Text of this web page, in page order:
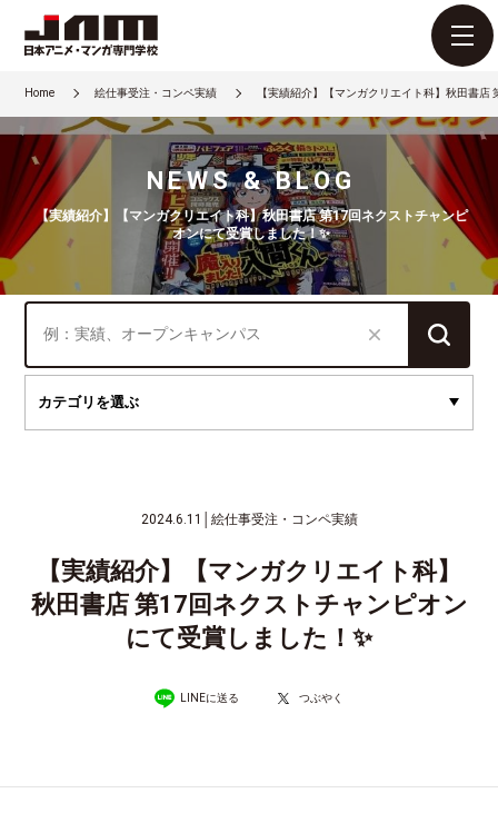
Home 絵仕事受注・コンペ実績 【実績紹介】【マンガクリエイト科】秋田書
NEWS & BLOG
【実績紹介】【マンガクリエイト科】秋田書店 第17回ネクストチャンピ
オンにて受賞しました！✨
2024.6.11 絵仕事受注・コンペ実績
【実績紹介】【マンガクリエイト科】
秋田書店 第17回ネクストチャンピオン
にて受賞しました！✨
LINEに送る つぶやく